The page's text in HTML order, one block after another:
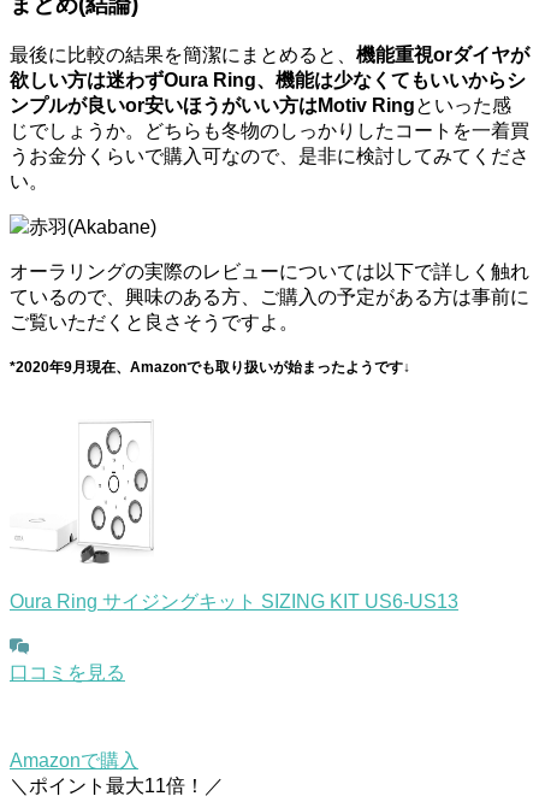
最後に比較の結果を簡潔にまとめると、 機能重視orダイヤが
欲しい方は迷わずOura Ring、機能は少なくてもいいからシ
ンプルが良いor安いほうがいい方はMotiv Ringといった感
じでしょうか。どちらも冬物のしっかりしたコートを一着買
うお金分くらいで購入可なので、是非に検討してみてくださ
い。
赤羽(Akabane)
オーラリングの実際のレビューについては以下で詳しく触れ
ているので、興味のある方、ご購入の予定がある方は事前に
ご覧いただくと良さそうですよ。
*2020年9月現在、Amazonでも取り扱いが始まったようです↓
Oura Ring サイジングキット SIZING KIT US6-US13
口コミを見る
Amazonで購入
＼ポイント最大11倍！／